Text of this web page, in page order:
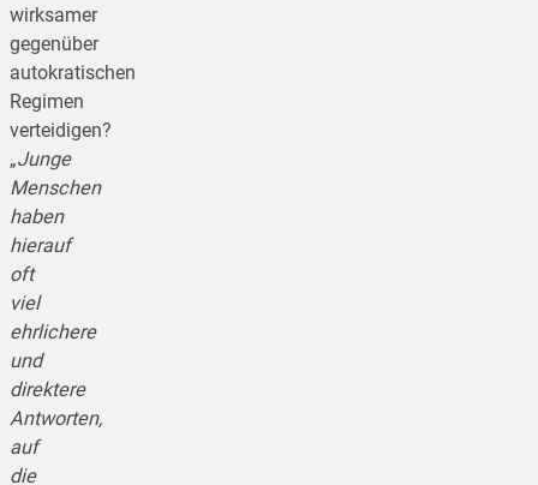
wirksamer
gegenüber
autokratischen
Regimen
verteidigen?
„Junge
Menschen
haben
hierauf
oft
viel
ehrlichere
und
direktere
Antworten,
auf
die